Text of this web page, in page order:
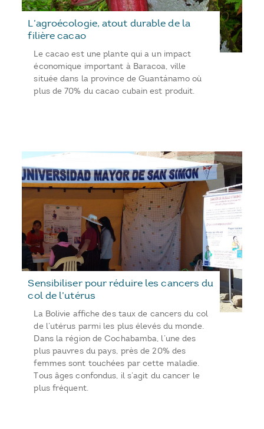
L’agroécologie, atout durable de la
filière cacao
Le cacao est une plante qui a un impact
économique important à Baracoa, ville
située dans la province de Guantánamo où
plus de 70% du cacao cubain est produit.
Sensibiliser pour réduire les cancers du
col de l’utérus
La Bolivie affiche des taux de cancers du col
de l’utérus parmi les plus élevés du monde.
Dans la région de Cochabamba, l’une des
plus pauvres du pays, près de 20% des
femmes sont touchées par cette maladie.
Tous âges confondus, il s’agit du cancer le
plus fréquent.